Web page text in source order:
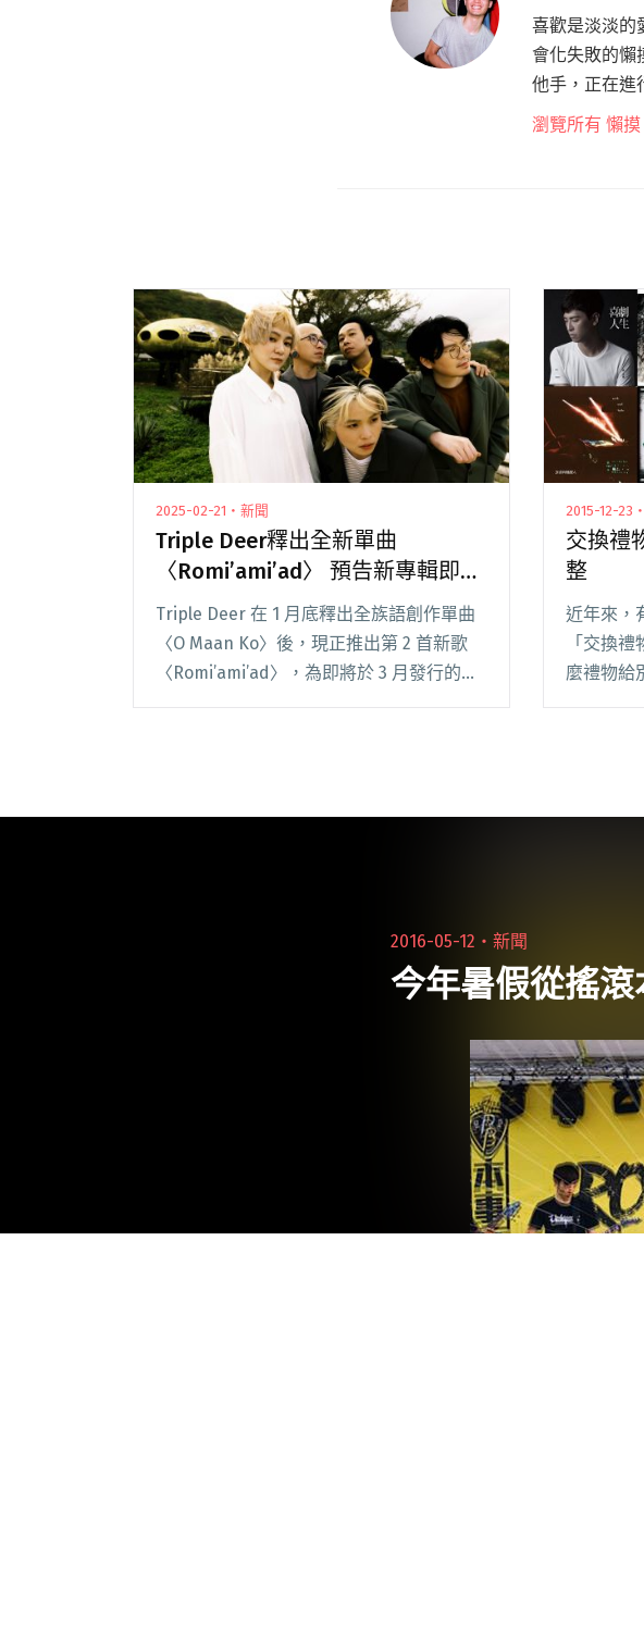
喜歡是淡淡的
會化失敗的懶
他手，正在進
瀏覽所有 懶
2025-02-21・新聞
Triple Deer釋出全新單曲
〈Romi’ami’ad〉 預告新專輯即將
在3月問世
Triple Deer 在 1 月底釋出全族語創作單曲
〈O Maan Ko〉後，現正推出第 2 首新歌
〈Romi’ami’ad〉，為即將於 3 月發行的新
專輯暖身。樂團成員坦言，這次的創作經驗
世"
2015-12-23
交換禮
整
近年來，
「交換
麼禮物給
樂、好專
2016-05-12・新聞
今年暑假從搖